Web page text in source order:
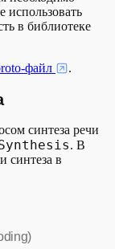
использовать
в библиотеке
файл .
синтеза речи
. В
синтеза в